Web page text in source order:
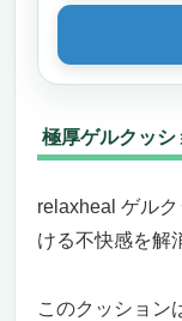
極厚ゲルクッ
relaxheal ゲル
ける不快感を解
このクッション